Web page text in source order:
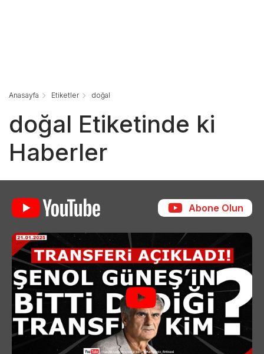
Anasayfa Etiketler doğal
doğal Etiketinde ki
Haberler
Abone Olun